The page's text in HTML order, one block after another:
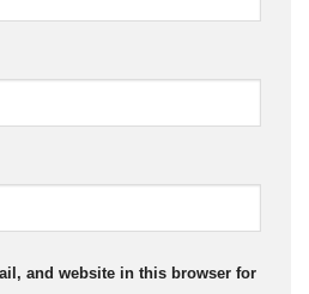
and website in this browser for